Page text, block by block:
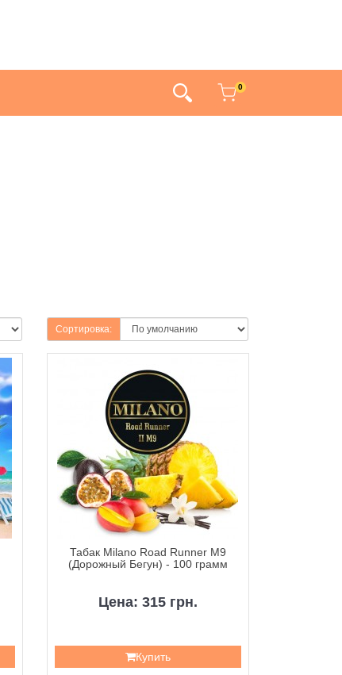
0
Сортировка:
Табак Milano Road Runner M9
(Дорожный Бегун) - 100 грамм
Цена: 315 грн.
Купить